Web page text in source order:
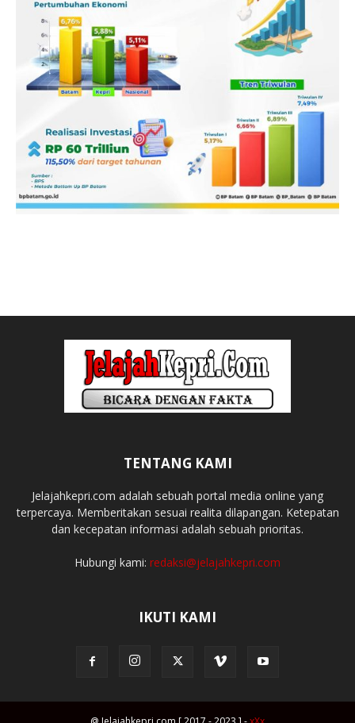
TENTANG KAMI
Jelajahkepri.com adalah sebuah portal media online yang
terpercaya. Memberitakan sesuai realita dilapangan. Ketepatan
dan kecepatan informasi adalah sebuah prioritas.
Hubungi kami: redaksi@jelajahkepri.com
IKUTI KAMI